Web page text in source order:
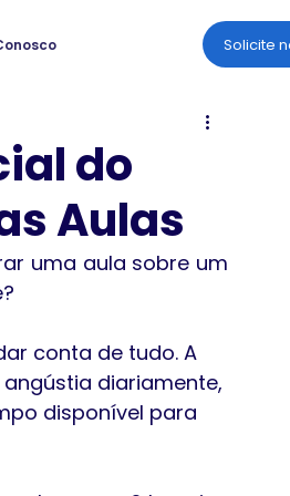
Solicite
do
Aulas
uma aula sobre um
conta de tudo. A
diariamente,
disponível para